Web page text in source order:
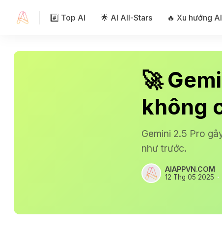
#️⃣ Top AI 🌟 AI All-Stars 🔥 Xu hướng AI
🚀
không
Gemini 2.5 Pro
như trước.
AIAPPVN.COM
12 Thg 05 2025